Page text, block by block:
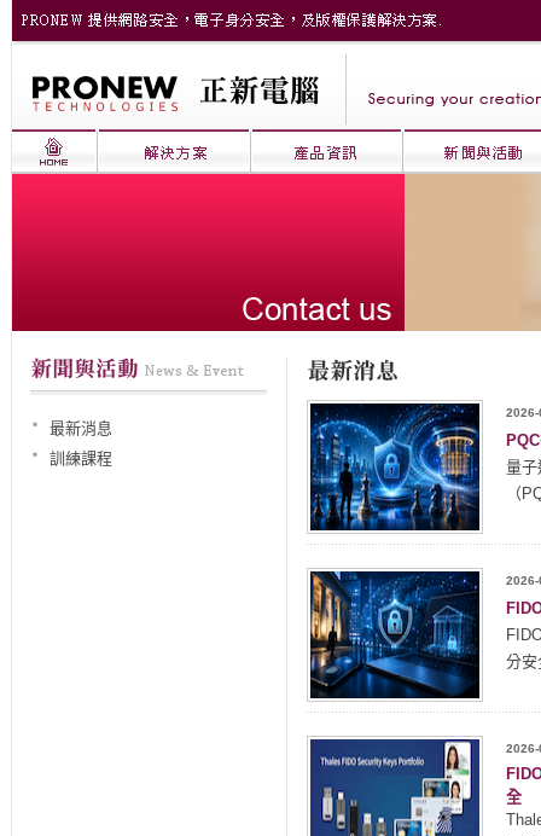
最新消息
訓練課程
2026-
量子
（
2026-
分安
2026-
全